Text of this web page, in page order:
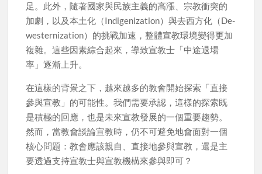
足。此外，隨著國家與民族主義的高漲、宗教衝突的
加劇，以及本土化（Indigenization）與去西方化（De-
westernization）的挑戰加速，整體宣教環境變得更加
複雜。這些因素綜合起來，導致宣教士「中途退場
率」逐漸上升。
在這樣的背景之下，越來越多的教會開始探索「直接
參與宣教」的可能性。我們需要承認，這樣的探索既
是積極的回應，也是未來宣教發展的一個重要趨勢。
然而，當教會談論宣教時，仍不可避免地會面對一個
核心問題：教會應該親自、直接地參與宣教，還是主
要透過支持宣教士與宣教機構來參與即可？